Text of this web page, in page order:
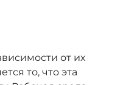
от их
то, что эта